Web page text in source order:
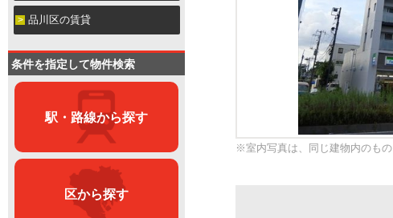
※室内写真は、同じ建物内のも
品川区の賃貸
条件を指定して物件検索
駅・路線から探す
区から探す